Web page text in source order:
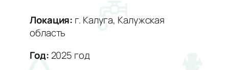
Локация: г. Калуга, Калужская
область
Год: 2025 год